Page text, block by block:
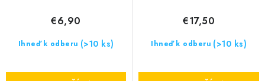
Ihneď k odberu (>10 ks)
€6,90
Ihneď k odberu (>10 ks)
€17,50